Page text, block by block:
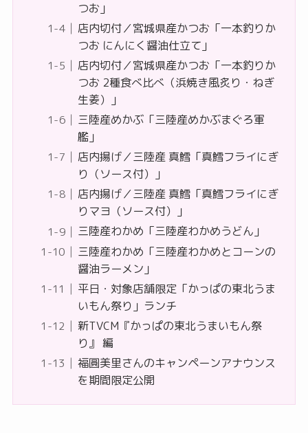
つお」
店内切付／宮城県産かつお「一本釣りか
つお にんにく醤油仕立て」
店内切付／宮城県産かつお「一本釣りか
つお 2種食べ比べ（浜焼き風炙り・ねぎ
生姜）」
三陸産めかぶ「三陸産めかぶまぐろ軍
艦」
店内揚げ／三陸産 真鱈「真鱈フライにぎ
り（ソース付）」
店内揚げ／三陸産 真鱈「真鱈フライにぎ
りマヨ（ソース付）」
三陸産わかめ「三陸産わかめうどん」
三陸産わかめ「三陸産わかめとコーンの
醤油ラーメン」
平日・対象店舗限定「かっぱの東北うま
いもん祭り」ランチ
新TVCM『かっぱの東北うまいもん祭
り』 編
福圓美里さんのキャンペーンアナウンス
を期間限定公開